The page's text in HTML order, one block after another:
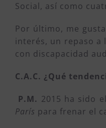
Social, así como
Por último, me
interés, un repaso a
con discapacidad
C.A.C. ¿Qué
P.M. 2015 ha sido
París para frenar el